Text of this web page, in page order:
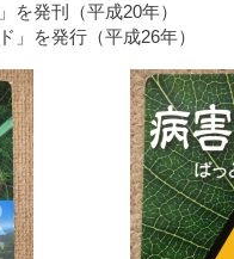
を発刊（平成20年）
」を発行（平成26年）